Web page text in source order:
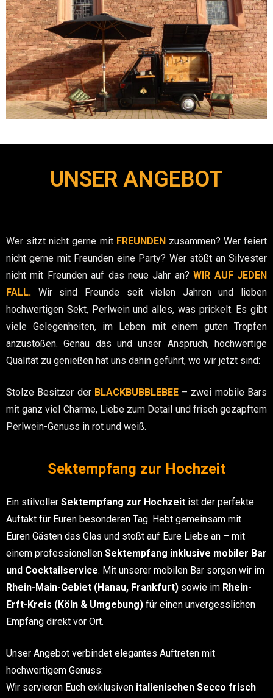
UNSER ANGEBOT
Wer sitzt nicht gerne mit FREUNDENzusammen? Wer feiert
nicht gerne mit Freunden eine Party? Wer stößt an Silvester
nicht mit Freunden auf das neue Jahr an?WIR AUF JEDEN
FALL. Wir sind Freunde seit vielen Jahren und lieben
hochwertigen Sekt, Perlwein und alles, was prickelt. Es gibt
viele Gelegenheiten, im Leben mit einem guten Tropfen
anzustoßen. Genau das und unser Anspruch, hochwertige
Qualität zu genießen hat uns dahin geführt, wo wir jetzt sind:
Stolze Besitzer der BLACKBUBBLEBEE – zwei mobile Bars
mit ganz viel Charme, Liebe zum Detail und frisch gezapftem
Perlwein-Genuss in rot und weiß.
Sektempfang zur Hochzeit
Ein stilvoller Sektempfang zur Hochzeit ist der perfekte
Auftakt für Euren besonderen Tag. Hebt gemeinsam mit
Euren Gästen das Glas und stoßt auf Eure Liebe an – mit
einem professionellen Sektempfang inklusive mobiler Bar
und Cocktailservice. Mit unserer mobilen Bar sorgen wir im
Rhein-Main-Gebiet (Hanau, Frankfurt) sowie im Rhein-
Erft-Kreis (Köln & Umgebung) für einen unvergesslichen
Empfang direkt vor Ort.
Unser Angebot verbindet elegantes Auftreten mit
hochwertigem Genuss:
Wir servieren Euch exklusiven italienischen Secco frisch